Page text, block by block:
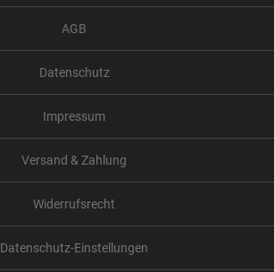
AGB
Datenschutz
Impressum
Versand & Zahlung
Widerrufsrecht
Datenschutz-Einstellungen